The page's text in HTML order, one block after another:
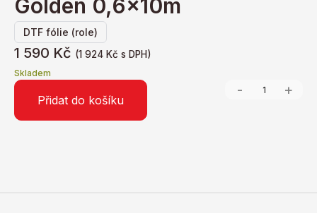
DTF fólie (role)
Golden 0,6x10m
1 590 Kč (1 924 Kč s DPH)
Skladem
- +
Přidat do košíku